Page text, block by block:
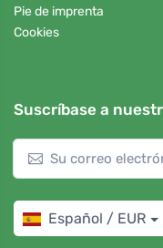
Pie de imprenta
Cookies
Suscríbase a
Español / EUR